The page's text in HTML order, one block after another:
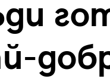
Summer